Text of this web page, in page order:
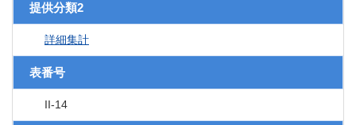
提供分類2
詳細集計
表番号
II-14